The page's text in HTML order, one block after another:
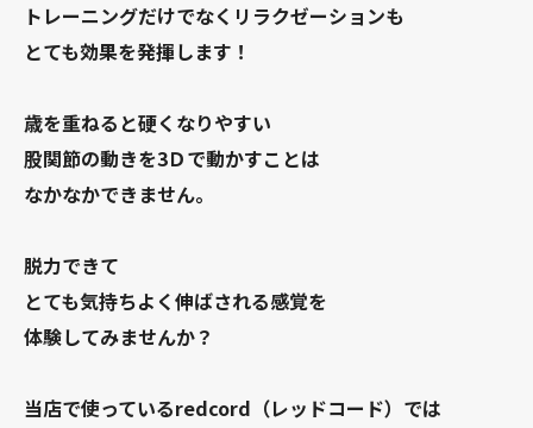
トレーニングだけでなくリラクゼーションも
とても効果を発揮します！
歳を重ねると硬くなりやすい
股関節の動きを3Ｄで動かすことは
なかなかできません。
脱力できて
とても気持ちよく伸ばされる感覚を
体験してみませんか？
当店で使っているredcord（レッドコード）では